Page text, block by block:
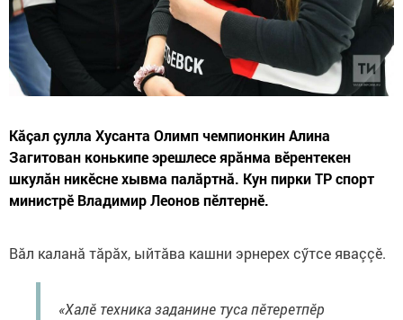
Кăçал çулла Хусанта Олимп чемпионкин Алина
Загитован конькипе эрешлесе ярăнма вĕрентекен
шкулăн никĕсне хывма палӑртнă. Кун пирки ТР спорт
министрӗ Владимир Леонов пӗлтернĕ.
Вӑл каланӑ тӑрӑх, ыйтӑва кашни эрнерех сӳтсе яваççӗ.
«Халӗ техника заданине туса пӗтеретпӗр